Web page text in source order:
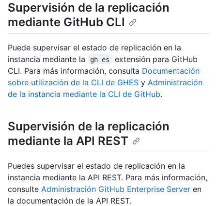
Supervisión de la replicación
mediante GitHub CLI
Puede supervisar el estado de replicación en la
instancia mediante la
gh es
extensión para GitHub
CLI. Para más información, consulta Documentación
sobre utilización de la CLI de GHES y Administración
de la instancia mediante la CLI de GitHub.
Supervisión de la replicación
mediante la API REST
Puedes supervisar el estado de replicación en la
instancia mediante la API REST. Para más información,
consulte Administración GitHub Enterprise Server en
la documentación de la API REST.